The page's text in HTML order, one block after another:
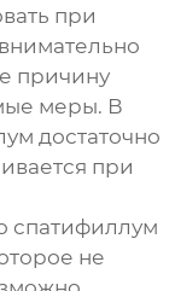
при
причину
меры. В
достаточно
при
спатифиллум
не